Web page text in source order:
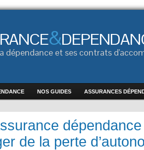
&
dépendance et ses contrats
NOS GUIDES ASSURANCES
de la perte